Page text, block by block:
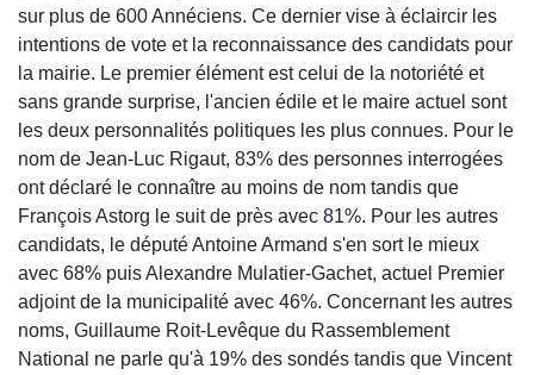
sur plus de 600 Annéciens. Ce dernier vise à éclaircir les
intentions de vote et la reconnaissance des candidats pour
la mairie. Le premier élément est celui de la notoriété et
sans grande surprise, l'ancien édile et le maire actuel sont
les deux personnalités politiques les plus connues. Pour le
nom de Jean-Luc Rigaut, 83% des personnes interrogées
ont déclaré le connaître au moins de nom tandis que
François Astorg le suit de près avec 81%. Pour les autres
candidats, le député Antoine Armand s'en sort le mieux
avec 68% puis Alexandre Mulatier-Gachet, actuel Premier
adjoint de la municipalité avec 46%. Concernant les autres
noms, Guillaume Roit-Levêque du Rassemblement
National ne parle qu'à 19% des sondés tandis que Vincent